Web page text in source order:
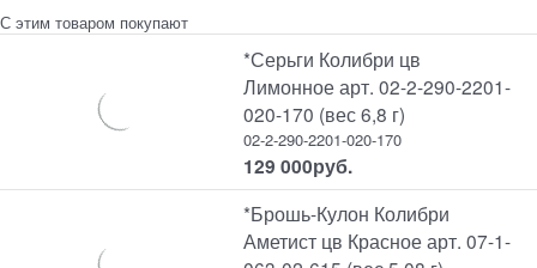
С этим товаром покупают
*Серьги Колибри цв
Лимонное арт. 02-2-290-2201-
020-170 (вес 6,8 г)
02-2-290-2201-020-170
129 000руб.
*Брошь-Кулон Колибри
Аметист цв Красное арт. 07-1-